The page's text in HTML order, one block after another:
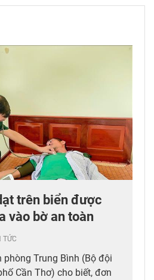
trên biển được
vào bờ an toàn
TỨC
Trung Bình (Bộ đội
Cần Thơ) cho biết, đơn